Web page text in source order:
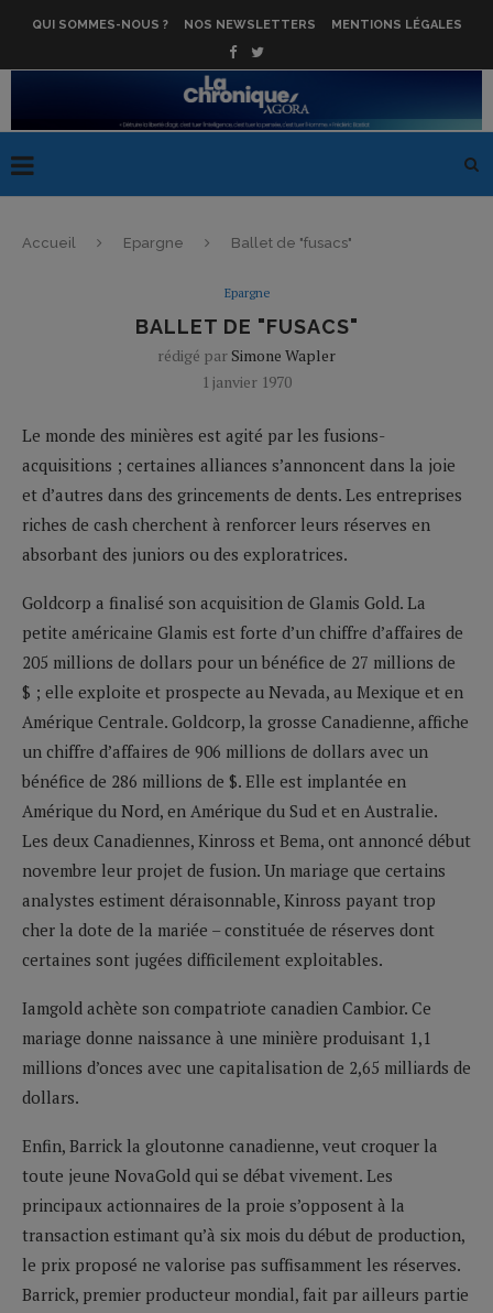
QUI SOMMES-NOUS ? NOS NEWSLETTERS MENTIONS LÉGALES
Accueil Epargne Ballet de "fusacs"
Epargne
BALLET DE "FUSACS"
rédigé par Simone Wapler
1 janvier 1970
Le monde des minières est agité par les fusions-
acquisitions ; certaines alliances s’annoncent dans la joie
et d’autres dans des grincements de dents. Les entreprises
riches de cash cherchent à renforcer leurs réserves en
absorbant des juniors ou des exploratrices.
Goldcorp a finalisé son acquisition de Glamis Gold. La
petite américaine Glamis est forte d’un chiffre d’affaires de
205 millions de dollars pour un bénéfice de 27 millions de
$ ; elle exploite et prospecte au Nevada, au Mexique et en
Amérique Centrale. Goldcorp, la grosse Canadienne, affiche
un chiffre d’affaires de 906 millions de dollars avec un
bénéfice de 286 millions de $. Elle est implantée en
Amérique du Nord, en Amérique du Sud et en Australie.
Les deux Canadiennes, Kinross et Bema, ont annoncé début
novembre leur projet de fusion. Un mariage que certains
analystes estiment déraisonnable, Kinross payant trop
cher la dote de la mariée – constituée de réserves dont
certaines sont jugées difficilement exploitables.
Iamgold achète son compatriote canadien Cambior. Ce
mariage donne naissance à une minière produisant 1,1
millions d’onces avec une capitalisation de 2,65 milliards de
dollars.
Enfin, Barrick la gloutonne canadienne, veut croquer la
toute jeune NovaGold qui se débat vivement. Les
principaux actionnaires de la proie s’opposent à la
transaction estimant qu’à six mois du début de production,
le prix proposé ne valorise pas suffisamment les réserves.
Barrick, premier producteur mondial, fait par ailleurs partie